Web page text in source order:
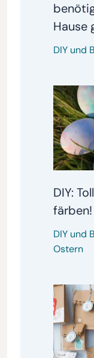
Hause
DIY und
DIY:
färben!
DIY und
Ostern